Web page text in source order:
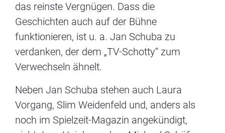
das reinste Vergnügen. Dass die
Geschichten auch auf der Bühne
funktionieren, ist u. a. Jan Schuba zu
verdanken, der dem „TV-Schotty“ zum
Verwechseln ähnelt.
Neben Jan Schuba stehen auch Laura
Vorgang, Slim Weidenfeld und, anders als
noch im Spielzeit-Magazin angekündigt,